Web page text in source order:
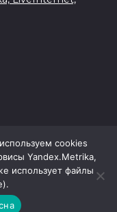
cookies
Yandex.Metrika,
использует файлы